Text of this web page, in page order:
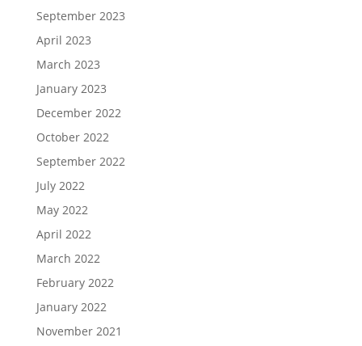
September 2023
April 2023
March 2023
January 2023
December 2022
October 2022
September 2022
July 2022
May 2022
April 2022
March 2022
February 2022
January 2022
November 2021